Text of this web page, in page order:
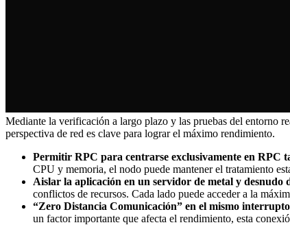
Mediante la verificación a largo plazo y las pruebas del entorno
perspectiva de red es clave para lograr el máximo rendimiento.
Permitir RPC para centrarse exclusivamente en RPC
CPU y memoria, el nodo puede mantener el tratamiento
Aislar la aplicación en un servidor de metal y desnudo
conflictos de recursos. Cada lado puede acceder a la
“Zero Distancia Comunicación” en el mismo
un factor importante que afecta el rendimiento, esta